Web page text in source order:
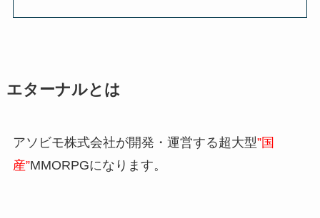
エターナルとは
アソビモ株式会社が開発・運営する超大型”国
産”MMORPGになります。